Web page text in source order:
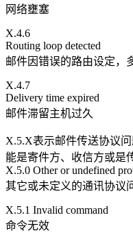
网络壅塞
X.4.6
Routing loop detected
邮件因错误的路由设定，
X.4.7
Delivery time expired
邮件滞留主机过久
X.5.X表示邮件传送协议
能是寄件方、收信方或是
X.5.0 Other or undefined
其它或未定义的通讯协议
X.5.1 Invalid command
命令无效